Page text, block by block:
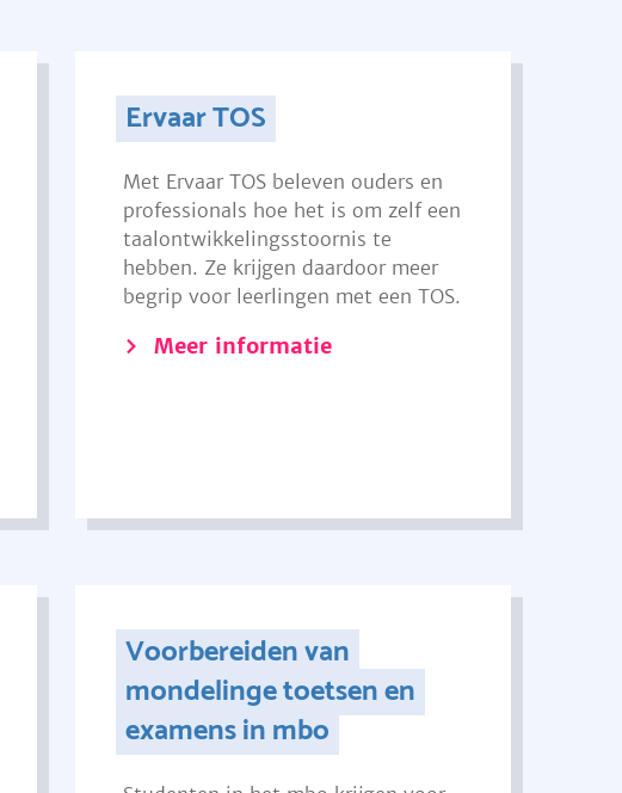
Ervaar TOS
Met Ervaar TOS beleven ouders en
professionals hoe het is om zelf een
taalontwikkelingsstoornis te
hebben. Ze krijgen daardoor meer
begrip voor leerlingen met een TOS.
Meer informatie
Voorbereiden van
mondelinge toetsen en
examens in mbo